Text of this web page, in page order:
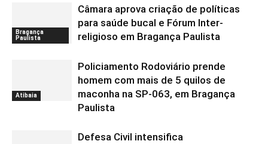
Bragança
Paulista
Câmara aprova criação de políticas
para saúde bucal e Fórum Inter-
religioso em Bragança Paulista
Atibaia
Policiamento Rodoviário prende
homem com mais de 5 quilos de
maconha na SP-063, em Bragança
Paulista
Defesa Civil intensifica